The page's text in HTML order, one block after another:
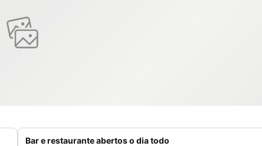
Bar e restaurante abertos o dia todo